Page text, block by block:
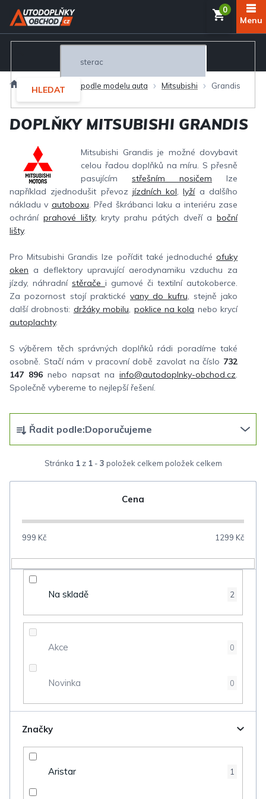
Přejít
obsah
HLEDAT
Autodoplňky podle modelu auta Mitsubishi Grandis
DOPLŇKY MITSUBISHI GRANDIS
Mitsubishi Grandis je možné dovybavit
celou řadou doplňků na míru. S přesně
pasujícím střešním nosičem lze
například zjednodušit převoz jízdních kol,lyžía dalšího
nákladu v autoboxu. Před škrábanci laku a interiéru zase
ochrání prahové lišty, kryty prahu pátých dveří a boční
lišty.
Pro Mitsubishi Grandis lze pořídit také jednoduché ofuky
oken a deflektory upravující aerodynamiku vzduchu za
jízdy, náhradní stěrače i gumové či textilní autokoberce.
Za pozornost stojí praktické vany do kufru, stejně jako
další drobnosti: držáky mobilu, poklice na kola nebo krycí
autoplachty.
S výběrem těch správných doplňků rádi poradíme také
osobně. Stačí nám v pracovní době zavolat na číslo 732
147 896 nebo napsat na info@autodoplnky-obchod.cz.
Společně vybereme to nejlepší řešení.
Stránka 1z 1- 3 položek celkem
a
e
o
Řadit podle:Doporučujeme
Cena
999 Kč 1299 Kč
Na skladě 2
Akce 0
Novinka 0
Značky
Aristar 1